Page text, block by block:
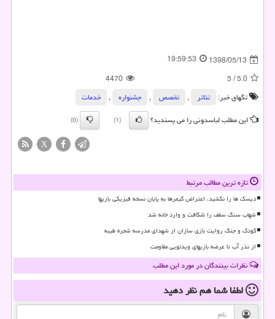
1398/05/13
19:59:53
5.0
/
5
4470
تگهای خبر:
تئاتر , تخصص , جشنواره ,
خدمات
این مطلب لباسدونی را می پسندید؟
(1)
(0)
X
تازه ترین مطالب مرتبط
دیسک ها را نکشید، اعتراض گیمرها به پایان نسخه فیزیکی بازیها
شهاب سنگ سقف را شکافت و وارد خانه شد
کودک و جنگ روایت بازی سازان از شهدای مدرسه شجره طیبه
از نذر آب تا عرضه بازیهای ویدئویی مقاومت
نظرات بینندگان در مورد این مطلب
لطفا شما همنظر دهید